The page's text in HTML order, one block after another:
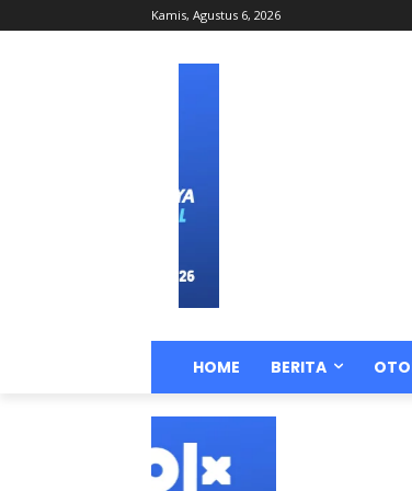
Kamis, Agustus 6, 2026
HOME BERITA